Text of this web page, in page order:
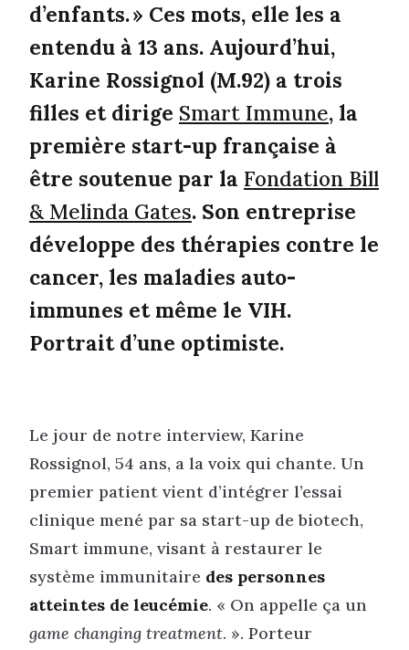
d’enfants. » Ces mots, elle les a
entendu à 13 ans. Aujourd’hui,
Karine Rossignol (M.92) a trois
filles et dirige Smart Immune, la
première start-up française à
être soutenue par la Fondation Bill
& Melinda Gates. Son entreprise
développe des thérapies contre le
cancer, les maladies auto-
immunes et même le VIH.
Portrait d’une optimiste.
Le jour de notre interview, Karine
Rossignol, 54 ans, a la voix qui chante. Un
premier patient vient d’intégrer l’essai
clinique mené par sa start-up de biotech,
Smart immune, visant à restaurer le
système immunitaire des personnes
atteintes de leucémie. « On appelle ça un
game changing treatment. ». Porteur